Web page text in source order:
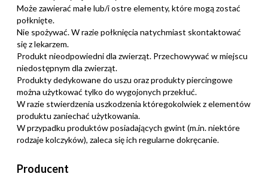
Może zawierać małe lub/i ostre elementy, które mogą zostać
połknięte.
Nie spożywać. W razie połknięcia natychmiast skontaktować
się z lekarzem.
Produkt nieodpowiedni dla zwierząt. Przechowywać w miejscu
niedostępnym dla zwierząt.
Produkty dedykowane do uszu oraz produkty piercingowe
można użytkować tylko do wygojonych przekłuć.
W razie stwierdzenia uszkodzenia któregokolwiek z elementów
produktu zaniechać użytkowania.
W przypadku produktów posiadających gwint (m.in. niektóre
rodzaje kolczyków), zaleca się ich regularne dokręcanie.
Producent